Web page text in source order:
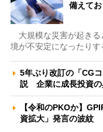
備えて
大規模な災害が起きる
境が不安定になったり
5年ぶり改訂の「CG
説 企業に成長投資
【令和のPKOか】
資拡大」発言の波紋